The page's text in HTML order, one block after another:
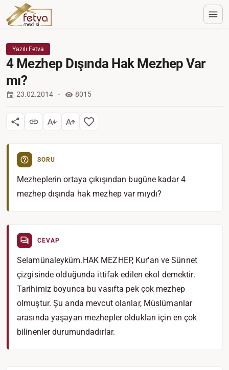
Yazılı Fetva
4 Mezhep Dışında Hak Mezhep Var
mı?
23.02.2014 8015
SORU
Mezheplerin ortaya çıkışından bugüne kadar 4
mezhep dışında hak mezhep var mıydı?
CEVAP
Selamünaleyküm.HAK MEZHEP, Kur'an ve Sünnet
çizgisinde olduğunda ittifak edilen ekol demektir.
Tarihimiz boyunca bu vasıfta pek çok mezhep
olmuştur. Şu anda mevcut olanlar, Müslümanlar
arasında yaşayan mezhepler oldukları için en çok
bilinenler durumundadırlar.